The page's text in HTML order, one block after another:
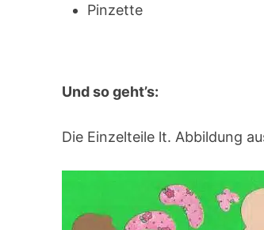
Pinzette
Und so geht’s:
Die Einzelteile lt. Abbildung